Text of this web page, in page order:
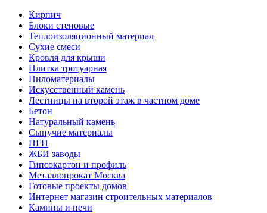
Кирпич
Блоки стеновые
Теплоизоляционный материал
Сухие смеси
Кровля для крыши
Плитка тротуарная
Пиломатериалы
Искусственный камень
Лестницы на второй этаж в частном доме
Бетон
Натуральный камень
Сыпучие материалы
ПГП
ЖБИ заводы
Гипсокартон и профиль
Металлопрокат Москва
Готовые проекты домов
Интернет магазин строительных материалов
Камины и печи